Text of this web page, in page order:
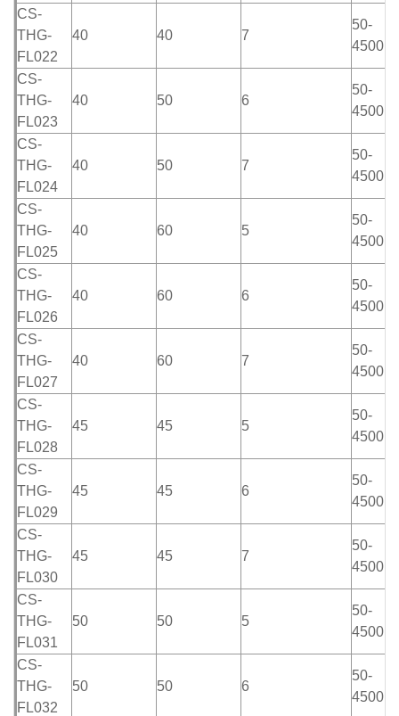
CS-
THG-
FL022
40 40 7
50-
CS-
THG-
FL023
40 50 6
50-
CS-
THG-
FL024
40 50 7
50-
CS-
THG-
FL025
40 60 5
50-
CS-
THG-
FL026
40 60 6
50-
CS-
THG-
FL027
40 60 7
50-
CS-
THG-
FL028
45 45 5
50-
CS-
THG-
FL029
45 45 6
50-
CS-
THG-
FL030
45 45 7
50-
CS-
THG-
FL031
50 50 5
50-
CS-
THG-
FL032
50 50 6
50-